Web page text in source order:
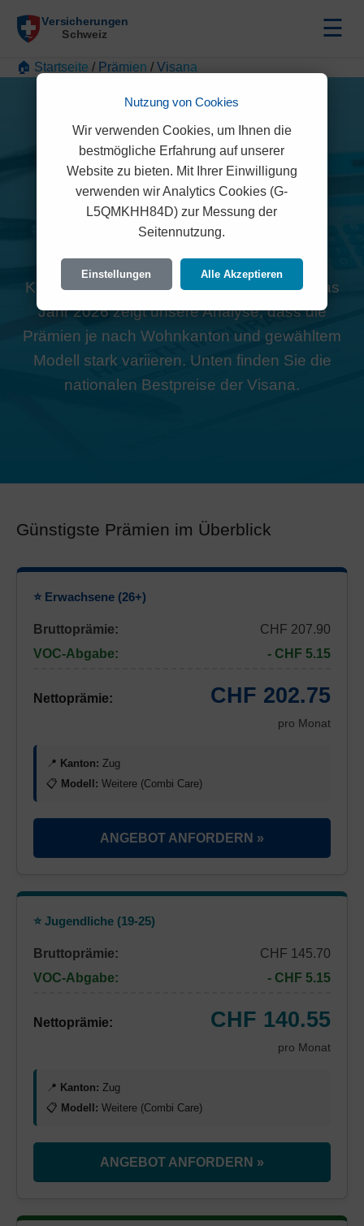
☰
🏠 Startseite / Prämien / Visana
Visana Prämien 2026:
Nationale Tarifübersicht
DieVisanazählt zu den profilierten
Krankenversicherern in der Schweiz. Für das
Jahr 2026 zeigt unsere Analyse, dass die
Prämien je nach Wohnkanton und gewähltem
Modell stark variieren. Unten finden Sie die
nationalen Bestpreise der Visana.
Günstigste Prämien im Überblick
⭐ Erwachsene (26+)
Bruttoprämie:
CHF 207.90
VOC-Abgabe:
- CHF 5.15
Nettoprämie: CHF 202.75
pro Monat
📍 Kanton: Zug
📋 Modell: Weitere (Combi Care)
ANGEBOT ANFORDERN »
⭐ Jugendliche (19-25)
Bruttoprämie:
CHF 145.70
VOC-Abgabe:
- CHF 5.15
Nettoprämie: CHF 140.55
pro Monat
📍 Kanton: Zug
📋 Modell: Weitere (Combi Care)
ANGEBOT ANFORDERN »
Nutzung von Cookies
Wir verwenden Cookies, um Ihnen die
bestmögliche Erfahrung auf unserer
Website zu bieten. Mit Ihrer Einwilligung
verwenden wir Analytics Cookies (G-
L5QMKHH84D) zur Messung der
Seitennutzung.
Einstellungen Alle Akzeptieren